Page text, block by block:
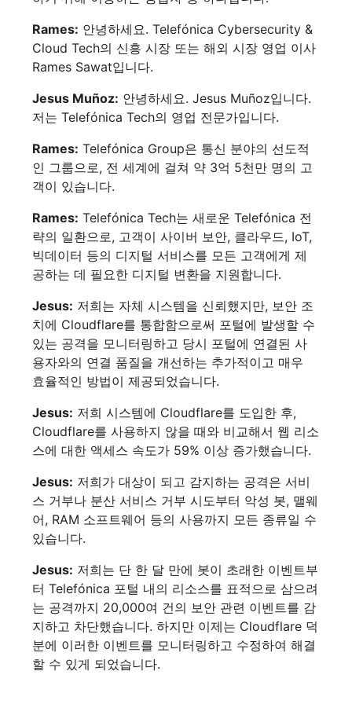
Rames: 안녕하세요. Telefónica Cybersecurity &
Cloud Tech의 신흥 시장 또는 해외 시장 영업 이사
Rames Sawat입니다.
Jesus Muñoz: 안녕하세요. Jesus Muñoz입니다.
저는 Telefónica Tech의 영업 전문가입니다.
Rames: Telefónica Group은 통신 분야의 선도적
인 그룹으로, 전 세계에 걸쳐 약 3억 5천만 명의 고
객이 있습니다.
Rames: Telefónica Tech는 새로운 Telefónica 전
략의 일환으로, 고객이 사이버 보안, 클라우드, IoT,
빅데이터 등의 디지털 서비스를 모든 고객에게 제
공하는 데 필요한 디지털 변환을 지원합니다.
Jesus: 저희는 자체 시스템을 신뢰했지만, 보안 조
치에 Cloudflare를 통합함으로써 포털에 발생할 수
있는 공격을 모니터링하고 당시 포털에 연결된 사
용자와의 연결 품질을 개선하는 추가적이고 매우
효율적인 방법이 제공되었습니다.
Jesus: 저희 시스템에 Cloudflare를 도입한 후,
Cloudflare를 사용하지 않을 때와 비교해서 웹 리소
스에 대한 액세스 속도가 59% 이상 증가했습니다.
Jesus: 저희가 대상이 되고 감지하는 공격은 서비
스 거부나 분산 서비스 거부 시도부터 악성 봇, 맬웨
어, RAM 소프트웨어 등의 사용까지 모든 종류일 수
있습니다.
Jesus: 저희는 단 한 달 만에 봇이 초래한 이벤트부
터 Telefónica 포털 내의 리소스를 표적으로 삼으려
는 공격까지 20,000여 건의 보안 관련 이벤트를 감
지하고 차단했습니다. 하지만 이제는 Cloudflare 덕
분에 이러한 이벤트를 모니터링하고 수정하여 해결
할 수 있게 되었습니다.